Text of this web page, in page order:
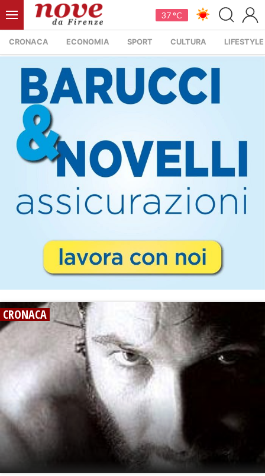
37 °C
CRONACA ECONOMIA SPORT CULTURA LIFESTYLE
CRONACA